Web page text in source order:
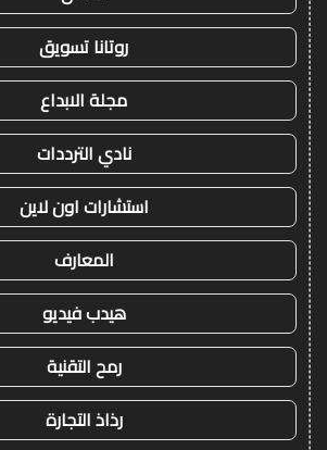
روتانا تسويق
مجلة الابداع
نادي الترددات
استشارات اون لاين
المعارف
هيدب فيديو
رمح التقنية
رذاذ التجارة